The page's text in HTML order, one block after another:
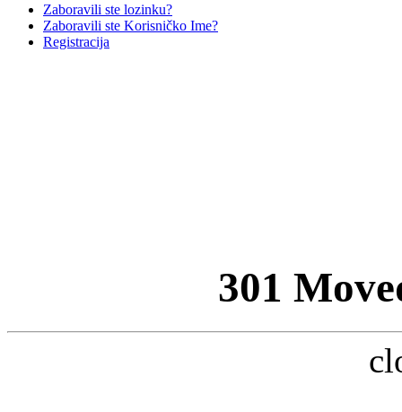
Zaboravili ste lozinku?
Zaboravili ste Korisničko Ime?
Registracija
301